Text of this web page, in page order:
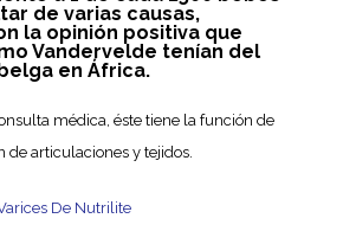
de varias causas,
la opinión positiva que
Vandervelde tenían del
en África.
médica, éste tiene la función de
articulaciones y tejidos.
De Nutrilite